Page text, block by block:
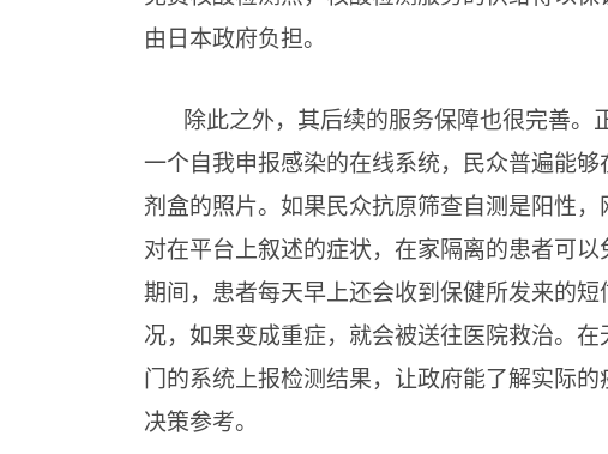
由日本政府负担。
除此之外，其后续的服务保障也很完善
一个自我申报感染的在线系统，民众普遍能
剂盒的照片。如果民众抗原筛查自测是阳性
对在平台上叙述的症状，在家隔离的患者可
期间，患者每天早上还会收到保健所发来的
况，如果变成重症，就会被送往医院救治。
门的系统上报检测结果，让政府能了解实际
决策参考。